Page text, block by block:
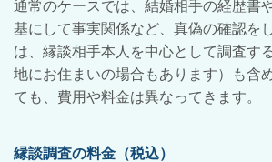
通常のケースでは、結婚相手の経歴書
基にして事実関係など、真偽の確認を
は、縁談相手本人を中心として調査す
地にお住まいの場合もあります）も含
ても、費用や料金は異なってきます。
縁談調査の料金（税込）